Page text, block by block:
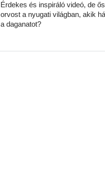
Érdekes és inspiráló videó, de
orvost a nyugati világban, akik
a daganatot?